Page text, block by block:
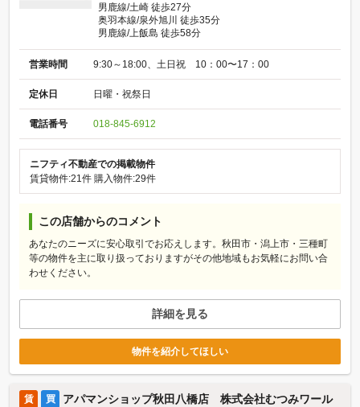
男鹿線/土崎 徒歩27分
奥羽本線/泉外旭川 徒歩35分
男鹿線/上飯島 徒歩58分
営業時間 9:30～18:00、土日祝 10：00〜17：00
定休日 日曜・祝祭日
電話番号 018-845-6912
ニフティ不動産での掲載物件
賃貸物件:21件 購入物件:29件
この店舗からのコメント
あなたのニーズに安心取引でお応えします。秋田市・潟上市・三種町
等の物件を主に取り扱っておりますがその他地域もお気軽にお問い合
わせください。
詳細を見る
物件を紹介してほしい
賃 買
アパマンショップ秋田八橋店 株式会社むつみワール